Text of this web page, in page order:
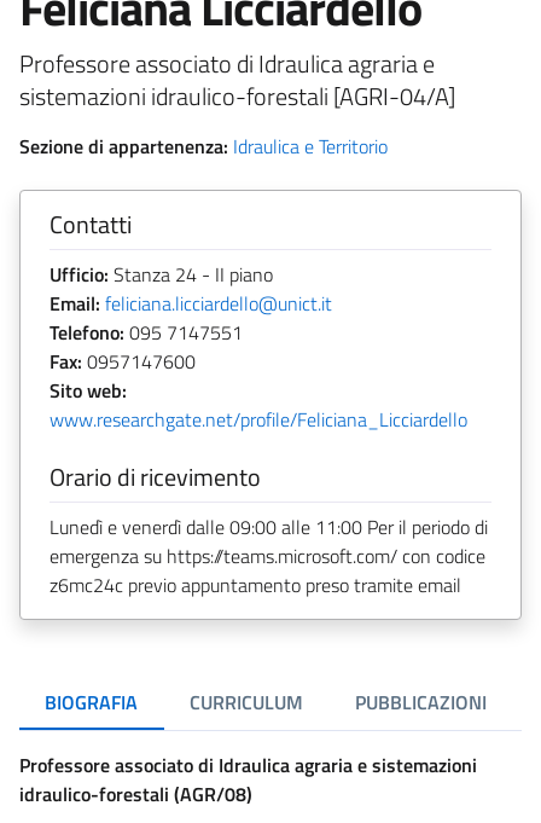
Professore associato di Idraulica agraria e
sistemazioni idraulico-forestali [AGRI-04/A]
Sezione di appartenenza: Idraulica e Territorio
Contatti
Ufficio: Stanza 24 - II piano
Email: feliciana.licciardello@unict.it
Telefono: 095 7147551
Fax: 0957147600
Sito web:
www.researchgate.net/profile/Feliciana_Licciardello
Orario di ricevimento
Lunedì e venerdì dalle 09:00 alle 11:00 Per il periodo di
emergenza su https://teams.microsoft.com/ con codice
z6mc24c previo appuntamento preso tramite email
BIOGRAFIA CURRICULUM PUBBLICAZIONI
Professore associato di Idraulica agraria e sistemazioni
idraulico-forestali (AGR/08)